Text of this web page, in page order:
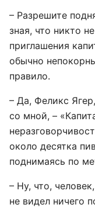
– Разрешите
зная, что никто
приглашения
обычно
правило.
– Да, Феликс
со мной, –
около десятка
поднимаясь по
– Ну, что,
не видел ничего